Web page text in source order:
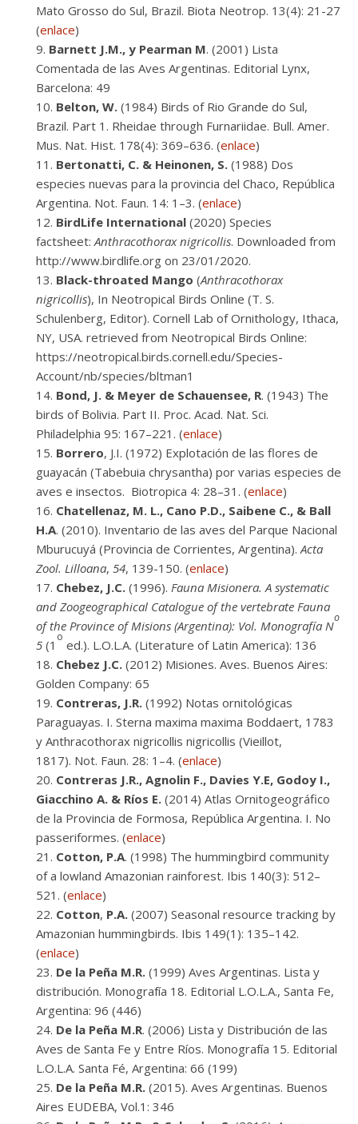
Mato Grosso do Sul, Brazil. Biota Neotrop. 13(4): 21-27
(enlace)
Barnett J.M., y Pearman M. (2001) Lista
Comentada de las Aves Argentinas. Editorial Lynx,
Barcelona: 49
Belton, W. (1984) Birds of Rio Grande do Sul,
Brazil. Part 1. Rheidae through Furnariidae. Bull. Amer.
Mus. Nat. Hist. 178(4): 369–636. (enlace)
Bertonatti, C. & Heinonen, S. (1988) Dos
especies nuevas para la provincia del Chaco, República
Argentina. Not. Faun. 14: 1–3. (enlace)
BirdLife International (2020) Species
factsheet:Anthracothorax nigricollis. Downloaded from
http://www.birdlife.org on 23/01/2020.
Black-throated Mango (Anthracothorax
nigricollis), In Neotropical Birds Online (T. S.
Schulenberg, Editor). Cornell Lab of Ornithology, Ithaca,
NY, USA. retrieved from Neotropical Birds Online:
https://neotropical.birds.cornell.edu/Species-
Account/nb/species/bltman1
Bond, J. & Meyer de Schauensee, R. (1943) The
birds of Bolivia. Part II. Proc. Acad. Nat. Sci.
Philadelphia 95: 167–221. (enlace)
Borrero, J.I. (1972) Explotación de las flores de
guayacán (Tabebuia chrysantha) por varias especies de
aves e insectos. Biotropica 4: 28–31. (enlace)
Chatellenaz, M. L., Cano P.D., Saibene C., & Ball
H.A. (2010). Inventario de las aves del Parque Nacional
Mburucuyá (Provincia de Corrientes, Argentina).Acta
Zool. Lilloana, 54, 139-150. (enlace)
Chebez, J.C. (1996). Fauna Misionera. A systematic
and Zoogeographical Catalogue of the vertebrate Fauna
of the Province of Misions (Argentina): Vol. Monografía N
o
5 (1
o
ed.). L.O.L.A. (Literature of Latin America): 136
Chebez J.C. (2012) Misiones. Aves. Buenos Aires:
Golden Company: 65
Contreras, J.R. (1992) Notas ornitológicas
Paraguayas. I. Sterna maxima maxima Boddaert, 1783
y Anthracothorax nigricollis nigricollis (Vieillot,
1817). Not. Faun. 28: 1–4. (enlace)
Contreras J.R., Agnolin F., Davies Y.E, Godoy I.,
Giacchino A. & Ríos E. (2014) Atlas Ornitogeográfico
de la Provincia de Formosa, República Argentina. I. No
passeriformes. (enlace)
Cotton, P.A. (1998) The hummingbird community
of a lowland Amazonian rainforest. Ibis 140(3): 512–
521. (enlace)
Cotton, P.A. (2007) Seasonal resource tracking by
Amazonian hummingbirds. Ibis 149(1): 135–142.
(enlace)
De la Peña M.R. (1999) Aves Argentinas. Lista y
distribución. Monografía 18. Editorial L.O.L.A., Santa Fe,
Argentina: 96 (446)
De la Peña M.R. (2006) Lista y Distribución de las
Aves de Santa Fe y Entre Ríos. Monografía 15. Editorial
L.O.L.A. Santa Fé, Argentina: 66 (199)
De la Peña M.R. (2015). Aves Argentinas. Buenos
Aires EUDEBA, Vol.1: 346